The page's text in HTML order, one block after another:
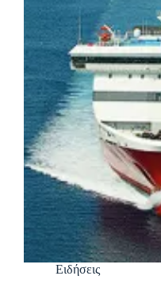
Ειδήσεις